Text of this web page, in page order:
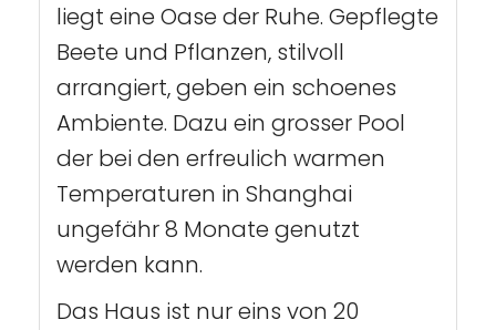
liegt eine Oase der Ruhe. Gepflegte
Beete und Pflanzen, stilvoll
arrangiert, geben ein schoenes
Ambiente. Dazu ein grosser Pool
der bei den erfreulich warmen
Temperaturen in Shanghai
ungefähr 8 Monate genutzt
werden kann.
Das Haus ist nur eins von 20